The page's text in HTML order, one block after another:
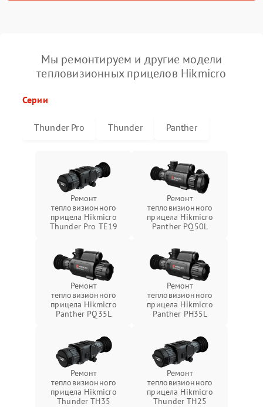
Мы ремонтируем и другие модели
тепловизионных прицелов Hikmicro
Серии
Thunder Pro Thunder Panther
Ремонт
тепловизионного
прицела Hikmicro
Thunder Pro TE19
Ремонт
тепловизионного
прицела Hikmicro
Panther PQ50L
Ремонт
тепловизионного
прицела Hikmicro
Panther PQ35L
Ремонт
тепловизионного
прицела Hikmicro
Panther PH35L
Ремонт
тепловизионного
прицела Hikmicro
Thunder TH35
Ремонт
тепловизионного
прицела Hikmicro
Thunder TH25